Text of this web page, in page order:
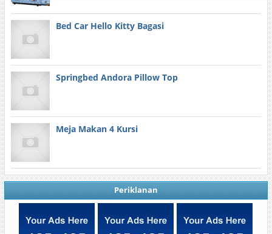
Bed Car Hello Kitty Bagasi
Springbed Andora Pillow Top
Meja Makan 4 Kursi
Periklanan